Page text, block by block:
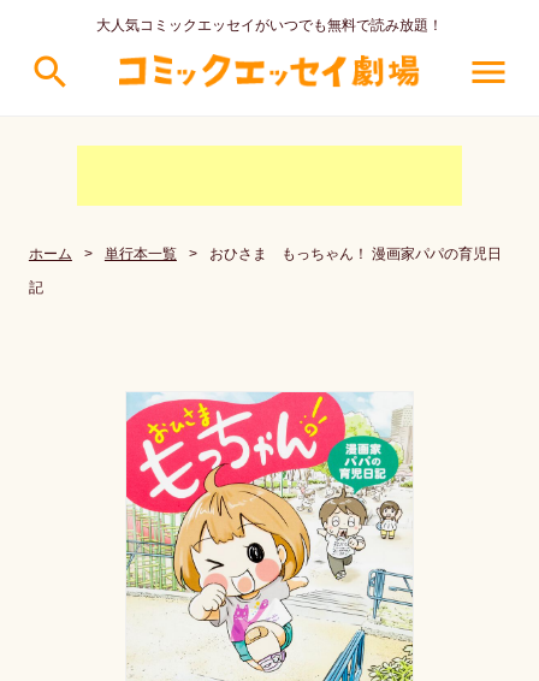
大人気コミックエッセイがいつでも無料で読み放題！
search menu
ホーム > 単行本一覧 >
おひさま もっちゃん！ 漫画家パパの育児日
記